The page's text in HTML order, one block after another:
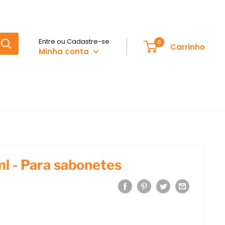
Entre ou Cadastre-se
Minha conta
0 Carrinho
- Para sabonetes